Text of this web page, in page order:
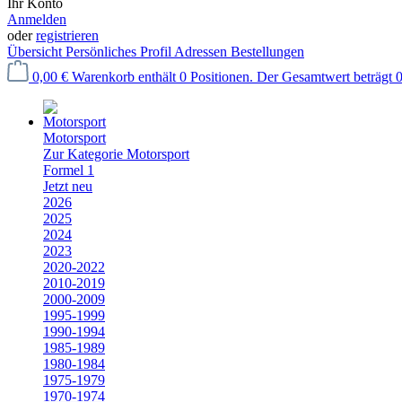
Ihr Konto
Anmelden
oderregistrieren
Übersicht Persönliches Profil Adressen Bestellungen
0,00 € Warenkorb enthält 0 Positionen. Der Gesamtwert beträgt
Motorsport
Zur Kategorie Motorsport
Formel 1
Jetzt neu
2026
2025
2024
2023
2020-2022
2010-2019
2000-2009
1995-1999
1990-1994
1985-1989
1980-1984
1975-1979
1970-1974